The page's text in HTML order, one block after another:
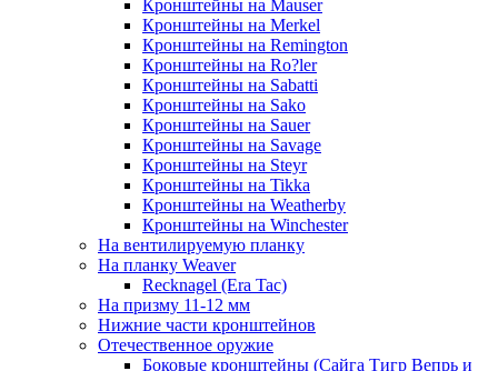
Кронштейны на Mauser
Кронштейны на Merkel
Кронштейны на Remington
Кронштейны на Ro?ler
Кронштейны на Sabatti
Кронштейны на Sako
Кронштейны на Sauer
Кронштейны на Savage
Кронштейны на Steyr
Кронштейны на Tikka
Кронштейны на Weatherby
Кронштейны на Winchester
На вентилируемую планку
На планку Weaver
Recknagel (Era Tac)
На призму 11-12 мм
Нижние части кронштейнов
Отечественное оружие
Боковые кронштейны (Сайга Тигр Вепрь и